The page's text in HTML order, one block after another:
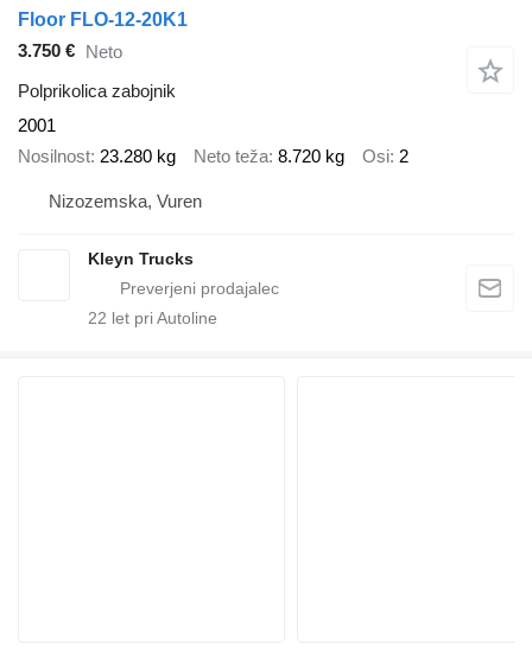
Floor FLO-12-20K1
3.750 € Neto
Polprikolica zabojnik
2001
Nosilnost 23.280 kg Neto teža 8.720 kg Osi 2
Nizozemska, Vuren
Kleyn Trucks
22 let pri Autoline